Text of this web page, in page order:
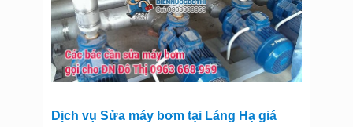
Dịch vụ Sửa máy bơm tại Láng Hạ giá